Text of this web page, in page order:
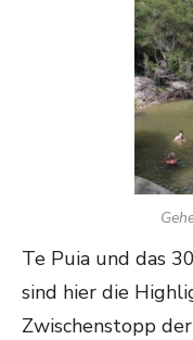
Te Puia und das
sind hier die
Zwischenstopp